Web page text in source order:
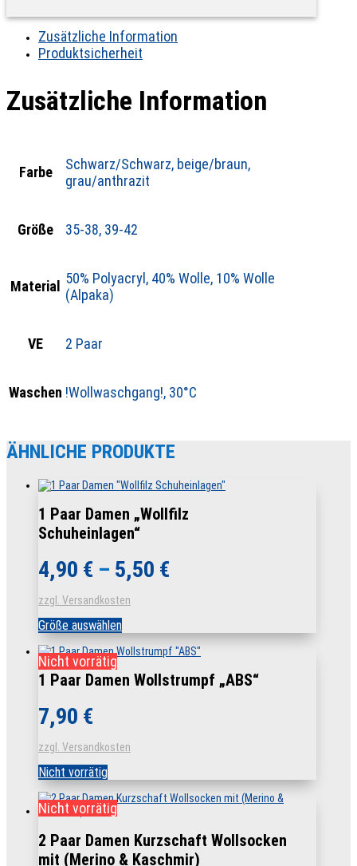
Zusätzliche Information
Produktsicherheit
Zusätzliche Information
Farbe
Schwarz/Schwarz, beige/braun,
grau/anthrazit
Größe 35-38, 39-42
Material 50% Polyacryl, 40% Wolle, 10% Wolle
(Alpaka)
VE 2 Paar
Waschen !Wollwaschgang!, 30°C
ÄHNLICHE PRODUKTE
1 Paar Damen „Wollfilz
Schuheinlagen“
4,90 € – 5,50 €
zzgl. Versandkosten
Größe auswählenDieses
Produkt
weist
Varianten
auf.
der
Nicht vorrätig
1 Paar Damen Wollstrumpf „ABS“
7,90 €
zzgl. Versandkosten
Nicht vorrätig
Nicht vorrätig
2 Paar Damen Kurzschaft Wollsocken
mit (Merino & Kaschmir)